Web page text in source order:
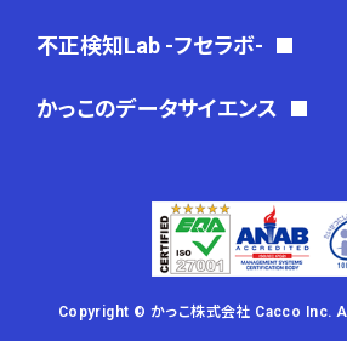
不正検知Lab -フセラボ-
かっこのデータサイエンス
Copyright © かっこ株式会社 Cacco Inc.